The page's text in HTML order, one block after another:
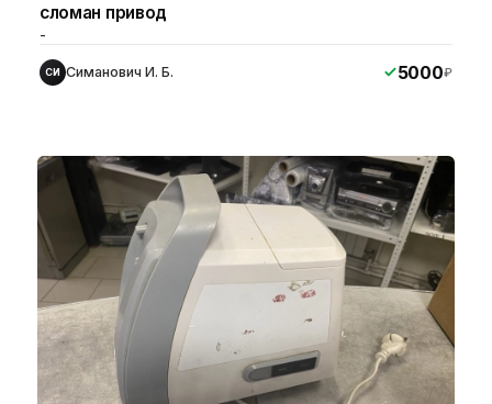
сломан привод
-
СИ Симанович И. Б. 5000₽